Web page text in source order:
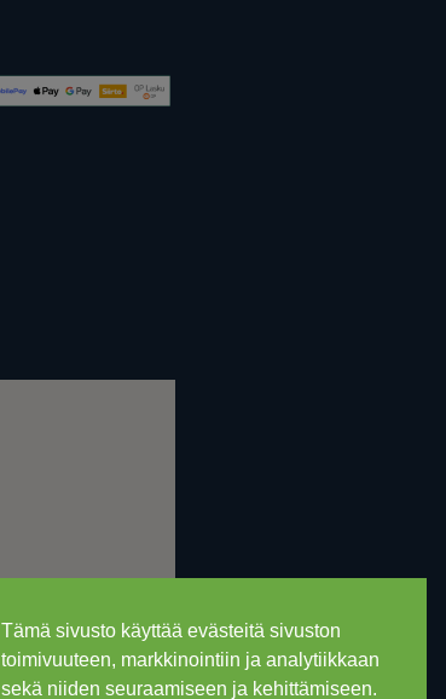
Tämä sivusto käyttää evästeitä sivuston
toimivuuteen, markkinointiin ja analytiikkaan
sekä niiden seuraamiseen ja kehittämiseen.